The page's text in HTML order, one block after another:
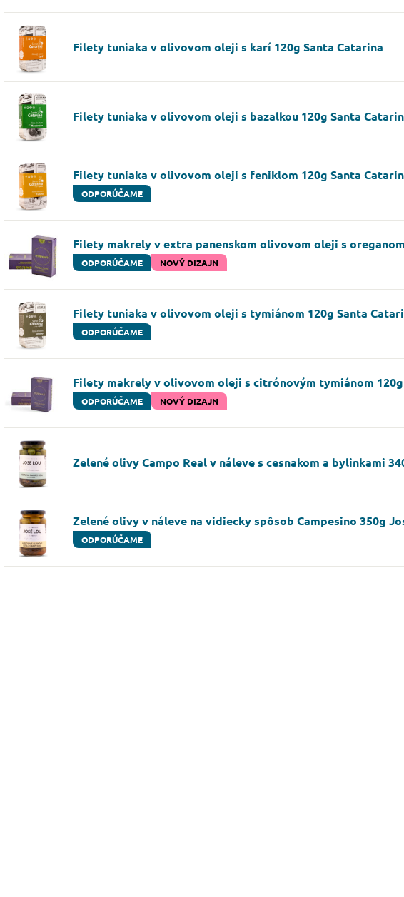
Filety tuniaka v olivovom oleji s karí 120g Santa Catarina
Filety tuniaka v olivovom oleji s bazalkou 120g Santa
Filety tuniaka v olivovom oleji s feniklom 120g Santa
ODPORÚČAME
Filety makrely v extra panenskom olivovom oleji s
ODPORÚČAME NOVÝ DIZAJN
Filety tuniaka v olivovom oleji s tymiánom 120g Santa
ODPORÚČAME
Filety makrely v olivovom oleji s citrónovým tymiánom
ODPORÚČAME NOVÝ DIZAJN
Zelené olivy Campo Real v náleve s cesnakom a bylinkami
Zelené olivy v náleve na vidiecky spôsob Campesino 350g
ODPORÚČAME